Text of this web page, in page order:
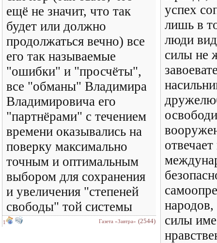
ещё не значит, что так
будет или должно
продолжаться вечно) все
его так называемые
"ошибки" и "просчёты",
все "обманы" Владимира
Владимировича его
"партнёрами" с течением
времени оказывались на
поверку максимально
точным и оптимальным
выбором для сохранения
и увеличения "степеней
свободы" той системы
1 Газета «Завтра» (2544)
успех
лишь в
люди
силы не
силы